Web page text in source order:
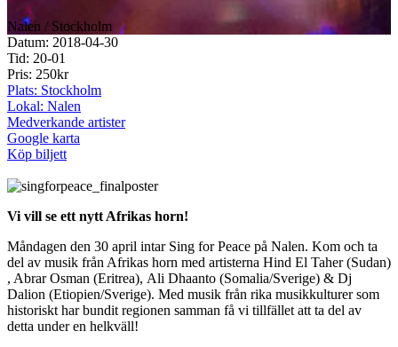
Nalen / Stockholm
Datum: 2018-04-30
Tid: 20-01
Pris: 250kr
Plats: Stockholm
Lokal: Nalen
Medverkande artister
Google karta
Köp biljett
Vi vill se ett nytt Afrikas horn!
Måndagen den 30 april intar Sing for Peace på Nalen. Kom och ta
del av musik från Afrikas horn med artisterna Hind El Taher (Sudan)
, Abrar Osman (Eritrea), Ali Dhaanto (Somalia/Sverige) & Dj
Dalion (Etiopien/Sverige). Med musik från rika musikkulturer som
historiskt har bundit regionen samman få vi tillfället att ta del av
detta under en helkväll!